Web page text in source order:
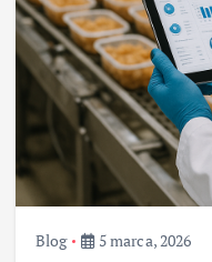
Blog 5 marca, 2026